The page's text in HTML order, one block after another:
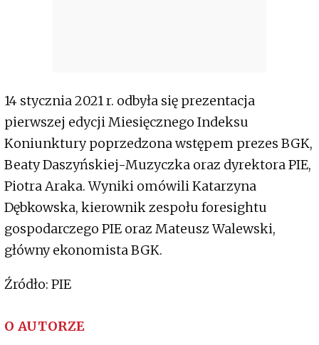
14 stycznia 2021 r. odbyła się prezentacja
pierwszej edycji Miesięcznego Indeksu
Koniunktury poprzedzona wstępem prezes BGK,
Beaty Daszyńskiej-Muzyczka oraz dyrektora PIE,
Piotra Araka. Wyniki omówili Katarzyna
Dębkowska, kierownik zespołu foresightu
gospodarczego PIE oraz Mateusz Walewski,
główny ekonomista BGK.
Źródło: PIE
O AUTORZE